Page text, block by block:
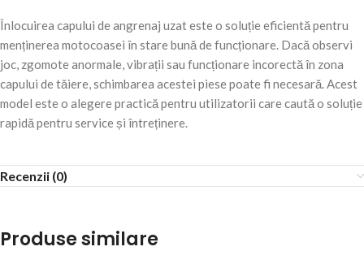
Înlocuirea capului de angrenaj uzat este o soluție eficientă pentru
menținerea motocoasei în stare bună de funcționare. Dacă observi
joc, zgomote anormale, vibrații sau funcționare incorectă în zona
capului de tăiere, schimbarea acestei piese poate fi necesară. Acest
model este o alegere practică pentru utilizatorii care caută o soluție
rapidă pentru service și întreținere.
Recenzii (0)
Produse similare